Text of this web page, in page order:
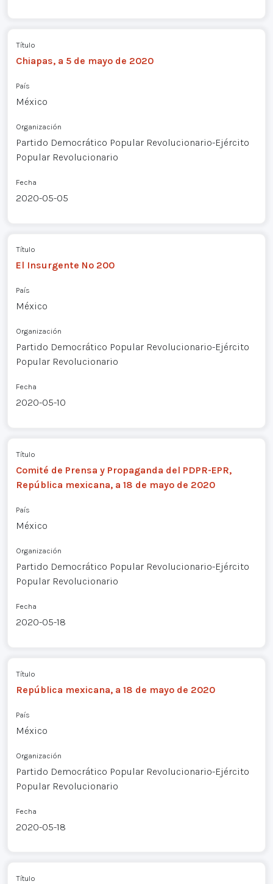
Título
Chiapas, a 5 de mayo de 2020
País
México
Organización
Partido Democrático Popular Revolucionario-Ejército
Popular Revolucionario
Fecha
2020-05-05
Título
El Insurgente Nº 200
País
México
Organización
Partido Democrático Popular Revolucionario-Ejército
Popular Revolucionario
Fecha
2020-05-10
Título
Comité de Prensa y Propaganda del PDPR-EPR,
República mexicana, a 18 de mayo de 2020
País
México
Organización
Partido Democrático Popular Revolucionario-Ejército
Popular Revolucionario
Fecha
2020-05-18
Título
República mexicana, a 18 de mayo de 2020
País
México
Organización
Partido Democrático Popular Revolucionario-Ejército
Popular Revolucionario
Fecha
2020-05-18
Título